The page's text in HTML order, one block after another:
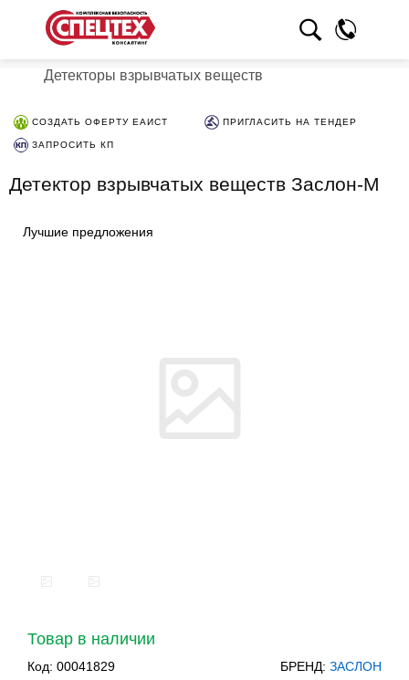
Детекторы взрывчатых веществ
СОЗДАТЬ ОФЕРТУ ЕАИСТ ПРИГЛАСИТЬ НА ТЕНДЕР
ЗАПРОСИТЬ КП
Детектор взрывчатых веществ Заслон-М
Лучшие предложения
Товар в наличии
Код: 00041829 БРЕНД: ЗАСЛОН